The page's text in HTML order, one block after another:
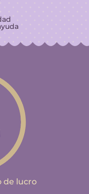
de lucro